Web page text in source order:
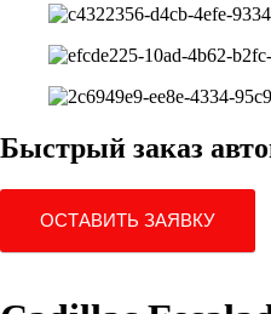
Быстрый заказ
ОСТАВИТЬ ЗАЯВКУ